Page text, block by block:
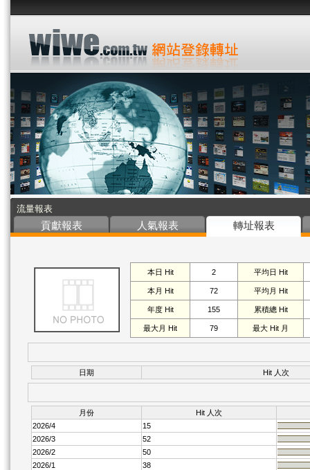
流量報表
貢獻報表 人氣報表 轉址報表
本日 Hit 2 平均日 Hit
本月 Hit 72 平均月 Hit
年度 Hit 155 累積總 Hit
最大月 Hit 79 最大 Hit 月
日期 Hit 人次
月份
Hit 人次
2026/4
15
2026/3
52
2026/2
50
2026/1
38